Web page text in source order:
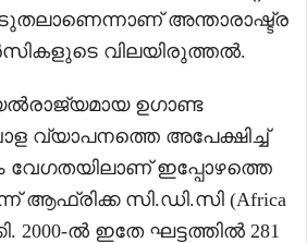
അന്താരാഷ്ട്ര
വിലയിരുത്തൽ.
ഉഗാണ്ട
വ്യാപനത്തെ അപേക്ഷിച്ച്
വേഗതയിലാണ് ഇപ്പോഴത്തെ
ആഫ്രിക്ക സി.ഡി.സി (Africa
2000-ൽ ഇതേ ഘട്ടത്തിൽ 281